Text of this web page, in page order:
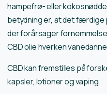
hampefrø- eller
betydning er, at det færdige
der forårsager
CBD olie hverken
CBD kan fremstilles på
kapsler, lotioner og vaping.